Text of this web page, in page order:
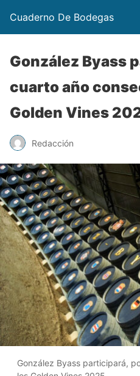
Cuaderno De Bodegas
González Byass
cuarto año
Golden Vines
Redacción
González Byass participará,